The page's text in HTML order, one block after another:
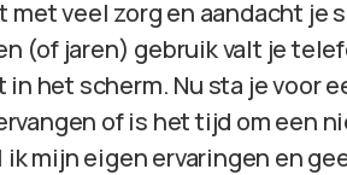
met veel zorg en aandacht je
(of jaren) gebruik valt je
het scherm. Nu sta je voor
of is het tijd om een
mijn eigen ervaringen en